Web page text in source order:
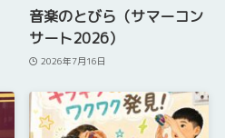
音楽のとびら（サマーコン
サート2026）
2026年7月16日